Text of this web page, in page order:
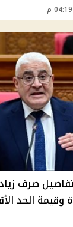
صرف
وقيمة الحد